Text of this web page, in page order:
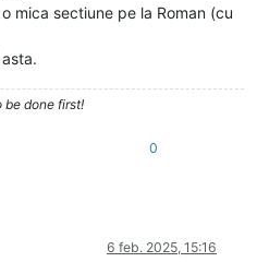
mica sectiune pe la Roman (cu
be done first!
0
6 feb. 2025, 15:16